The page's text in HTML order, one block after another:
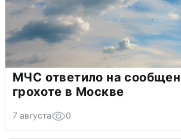
МЧС ответило на
грохоте в Москве
7 августа 0